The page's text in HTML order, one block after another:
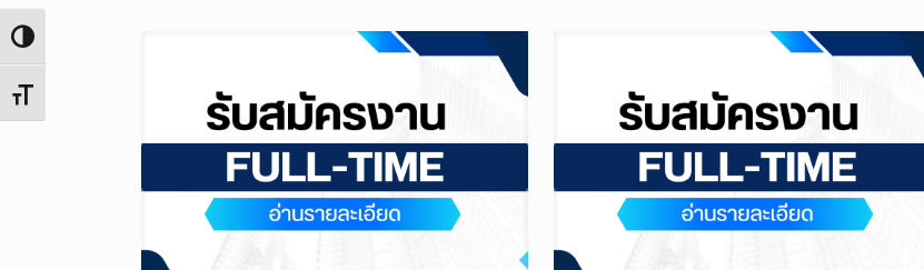
Toggle High Contrast
Toggle Font size